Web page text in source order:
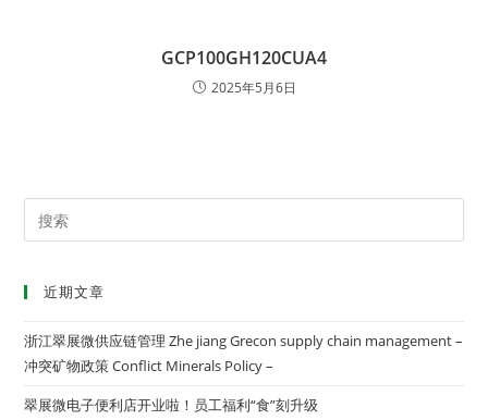
GCP100GH120CUA4
2025年5月6日
近期文章
浙江翠展微供应链管理 Zhe jiang Grecon supply chain management –
冲突矿物政策 Conflict Minerals Policy –
翠展微电子便利店开业啦！员工福利“食”刻升级